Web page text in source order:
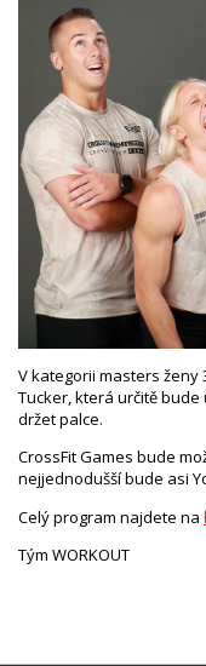
V kategorii masters ženy
Tucker, která určitě bude
držet palce.
CrossFit Games bude
nejjednodušší bude asi
Celý program najdete na
Tým WORKOUT